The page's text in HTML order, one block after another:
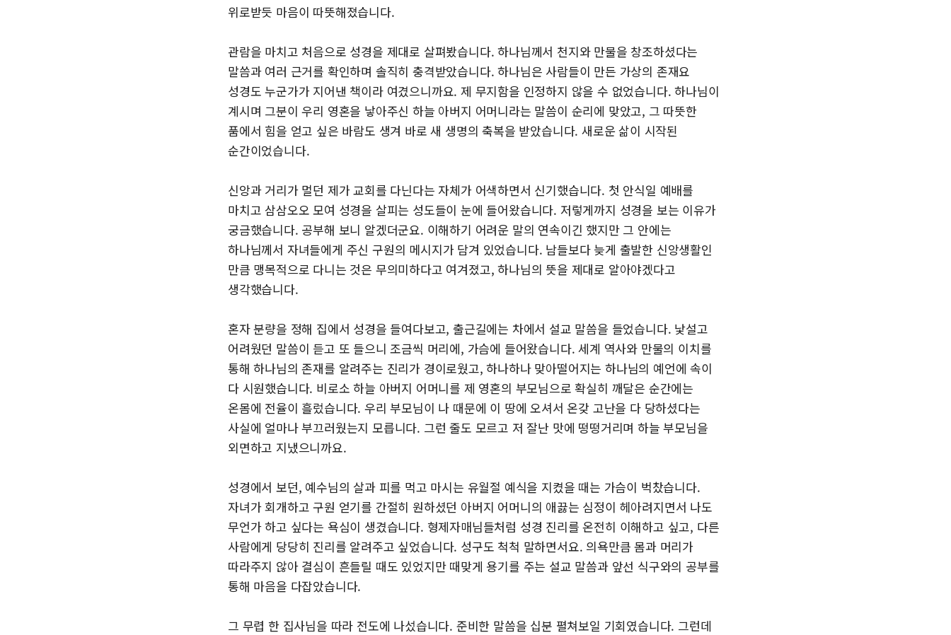
위로받듯 마음이 따뜻해졌습니다.
관람을 마치고 처음으로 성경을 제대로 살펴봤습니다. 하나님께서 천지와 만물을 창조하셨다는
말씀과 여러 근거를 확인하며 솔직히 충격받았습니다. 하나님은 사람들이 만든 가상의 존재요
성경도 누군가가 지어낸 책이라 여겼으니까요. 제 무지함을 인정하지 않을 수 없었습니다. 하나님이
계시며 그분이 우리 영혼을 낳아주신 하늘 아버지 어머니라는 말씀이 순리에 맞았고, 그 따뜻한
품에서 힘을 얻고 싶은 바람도 생겨 바로 새 생명의 축복을 받았습니다. 새로운 삶이 시작된
순간이었습니다.
신앙과 거리가 멀던 제가 교회를 다닌다는 자체가 어색하면서 신기했습니다. 첫 안식일 예배를
마치고 삼삼오오 모여 성경을 살피는 성도들이 눈에 들어왔습니다. 저렇게까지 성경을 보는 이유가
궁금했습니다. 공부해 보니 알겠더군요. 이해하기 어려운 말의 연속이긴 했지만 그 안에는
하나님께서 자녀들에게 주신 구원의 메시지가 담겨 있었습니다. 남들보다 늦게 출발한 신앙생활인
만큼 맹목적으로 다니는 것은 무의미하다고 여겨졌고, 하나님의 뜻을 제대로 알아야겠다고
생각했습니다.
혼자 분량을 정해 집에서 성경을 들여다보고, 출근길에는 차에서 설교 말씀을 들었습니다. 낯설고
어려웠던 말씀이 듣고 또 들으니 조금씩 머리에, 가슴에 들어왔습니다. 세계 역사와 만물의 이치를
통해 하나님의 존재를 알려주는 진리가 경이로웠고, 하나하나 맞아떨어지는 하나님의 예언에 속이
다 시원했습니다. 비로소 하늘 아버지 어머니를 제 영혼의 부모님으로 확실히 깨달은 순간에는
온몸에 전율이 흘렀습니다. 우리 부모님이 나 때문에 이 땅에 오셔서 온갖 고난을 다 당하셨다는
사실에 얼마나 부끄러웠는지 모릅니다. 그런 줄도 모르고 저 잘난 맛에 떵떵거리며 하늘 부모님을
외면하고 지냈으니까요.
성경에서 보던, 예수님의 살과 피를 먹고 마시는 유월절 예식을 지켰을 때는 가슴이 벅찼습니다.
자녀가 회개하고 구원 얻기를 간절히 원하셨던 아버지 어머니의 애끓는 심정이 헤아려지면서 나도
무언가 하고 싶다는 욕심이 생겼습니다. 형제자매님들처럼 성경 진리를 온전히 이해하고 싶고, 다른
사람에게 당당히 진리를 알려주고 싶었습니다. 성구도 척척 말하면서요. 의욕만큼 몸과 머리가
따라주지 않아 결심이 흔들릴 때도 있었지만 때맞게 용기를 주는 설교 말씀과 앞선 식구와의 공부를
통해 마음을 다잡았습니다.
그 무렵 한 집사님을 따라 전도에 나섰습니다. 준비한 말씀을 십분 펼쳐보일 기회였습니다. 그런데